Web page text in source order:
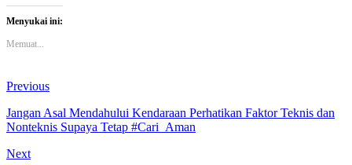
Twitter(Membuka
di
jendela
yang
baru)
Facebook(Membuka
di
jendela
Menyukai ini:
Memuat...
Previous
Jangan Asal Mendahului Kendaraan Perhatikan Faktor Teknis dan
Nonteknis Supaya Tetap #Cari_Aman
Next